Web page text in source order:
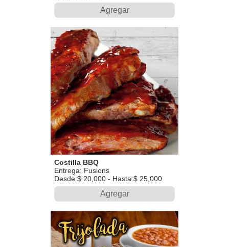
Agregar
Costilla BBQ
Entrega: Fusions
Desde:$ 20,000 - Hasta:$ 25,000
Agregar